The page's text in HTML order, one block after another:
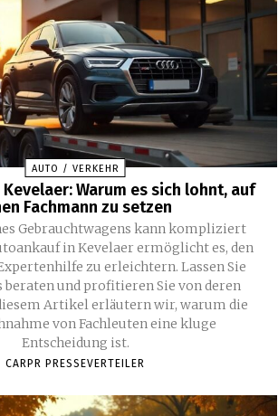
AUTO / VERKEHR
Warum es sich lohnt, auf
Fachmann zu setzen
Gebrauchtwagens kann kompliziert
in Kevelaer ermöglicht es, den
zu erleichtern. Lassen Sie
beraten und profitieren Sie von deren
Artikel erläutern wir, warum die
von Fachleuten eine kluge
Entscheidung ist.
CARPR PRESSEVERTEILER